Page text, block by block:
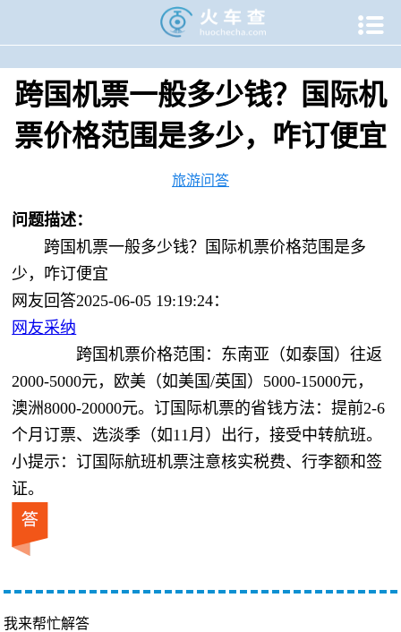

跨国机票一般多少钱？国际机
票价格范围是多少，咋订便宜
旅游问答
问题描述：
跨国机票一般多少钱？国际机票价格范围是多
少，咋订便宜
网友回答2025-06-05 19:19:24：
网友采纳
跨国机票价格范围：东南亚（如泰国）往返
2000-5000元，欧美（如美国/英国）5000-15000元，
澳洲8000-20000元。订国际机票的省钱方法：提前2-6
个月订票、选淡季（如11月）出行，接受中转航班。
小提示：订国际航班机票注意核实税费、行李额和签
证。
我来帮忙解答